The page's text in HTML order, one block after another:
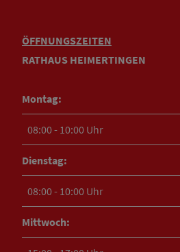
ÖFFNUNGSZEITEN
RATHAUS HEIMERTINGEN
Montag:
08:00 - 10:00 Uhr
Dienstag:
08:00 - 10:00 Uhr
Mittwoch: